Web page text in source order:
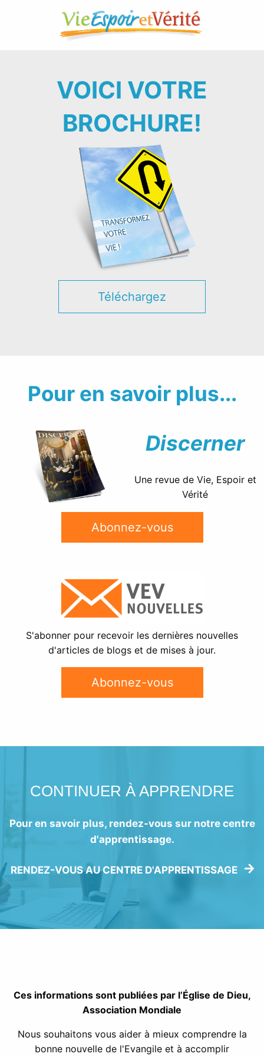
VOICI VOTRE
BROCHURE!
Téléchargez
Pour en savoir plus...
Discerner
Une revue de Vie, Espoir et
Vérité
Abonnez-vous
S'abonner pour recevoir les dernières nouvelles
d'articles de blogs et de mises à jour.
Abonnez-vous
CONTINUER À APPRENDRE
Pour en savoir plus, rendez-vous sur notre centre
d'apprentissage.
RENDEZ-VOUS AU CENTRE D'APPRENTISSAGE
Ces informations sont publiées par l’Église de Dieu,
Association Mondiale
Nous souhaitons vous aider à mieux comprendre la
bonne nouvelle de l'Evangile et à accomplir